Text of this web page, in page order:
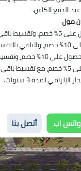
مول
لمدة 3 سنوات.
واتس اب أتصل بنا